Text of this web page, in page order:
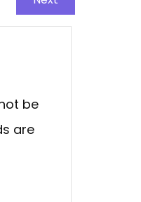
be
are